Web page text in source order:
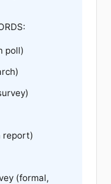
poll)
report)
(formal,